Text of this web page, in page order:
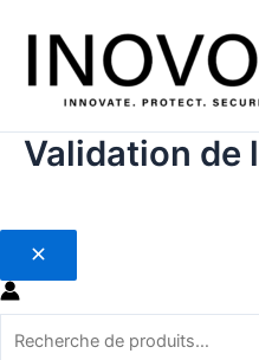
Validation de
Recherche